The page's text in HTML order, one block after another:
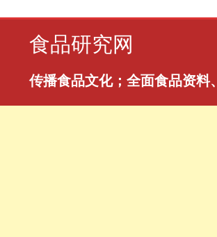
食品研究网
传播食品文化；全面食品资料